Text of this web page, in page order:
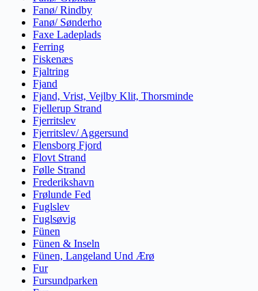
Fanø/ Rindby
Fanø/ Sønderho
Faxe Ladeplads
Ferring
Fiskenæs
Fjaltring
Fjand
Fjand, Vrist, Vejlby Klit, Thorsminde
Fjellerup Strand
Fjerritslev
Fjerritslev/ Aggersund
Flensborg Fjord
Flovt Strand
Følle Strand
Frederikshavn
Frølunde Fed
Fuglslev
Fuglsøvig
Fünen
Fünen & Inseln
Fünen, Langeland Und Ærø
Fur
Fursundparken